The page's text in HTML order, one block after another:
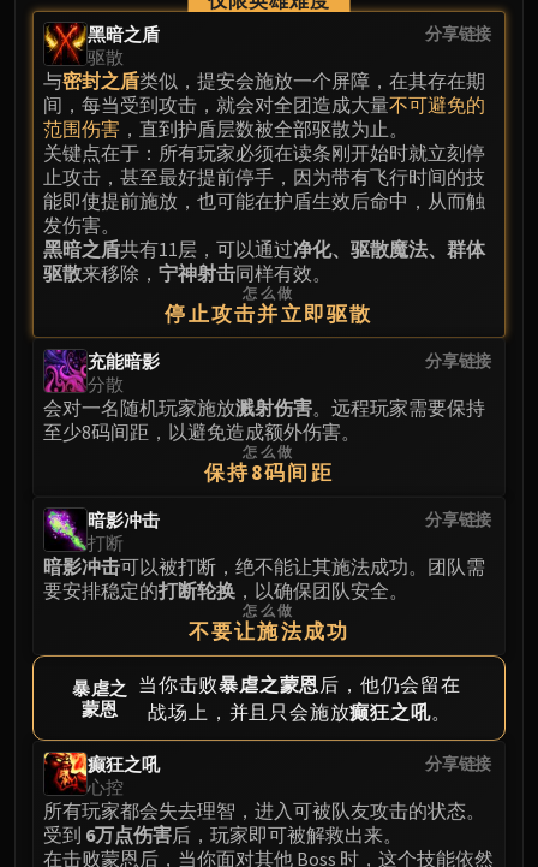
Vezax
Algalon
RESOURCES
Addons
Weakauras
Streamers By Class
Raid Streamers
Recommended Websites
分享链接
黑暗之盾
驱散
与密封之盾类似，提安会施放一个屏障，在其存在期
间，每当受到攻击，就会对全团造成大量不可避免的
范围伤害 ，直到护盾层数被全部驱散为止。
关键点在于：所有玩家必须在读条刚开始时就立刻停
止攻击，甚至最好提前停手，因为带有飞行时间的技
能即使提前施放，也可能在护盾生效后命中，从而触
发伤害。
黑暗之盾共有11层，可以通过净化、驱散魔法、群体
驱散来移除， 宁神射击同样有效。
怎么做
停止攻击并立即驱散
分享链接
充能暗影
分散
会对一名随机玩家施放溅射伤害。远程玩家需要保持
至少8码间距，以避免造成额外伤害。
怎么做
保持8码间距
分享链接
暗影冲击
打断
暗影冲击可以被打断，绝不能让其施法成功。团队需
要安排稳定的打断轮换 ，以确保团队安全。
怎么做
不要让施法成功
暴虐之
蒙恩
当你击败暴虐之蒙恩 后，他仍会留在
战场上，并且只会施放癫狂之吼。
分享链接
癫狂之吼
心控
所有玩家都会失去理智，进入可被队友攻击的状态。
受到 6万点伤害后，玩家即可被解救出来。
在击败蒙恩后，当你面对其他 Boss 时，这个技能依然